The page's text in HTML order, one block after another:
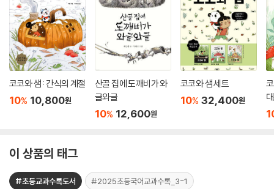
코코와 샘 : 간식의 계절
10% 10,800원
산골 집에 도깨비가 와
글와글
10% 12,600원
코코와 샘 세트
10% 32,400원
이 상품의 태그
#초등교과수록도서 #2025초등국어교과수록_3-1